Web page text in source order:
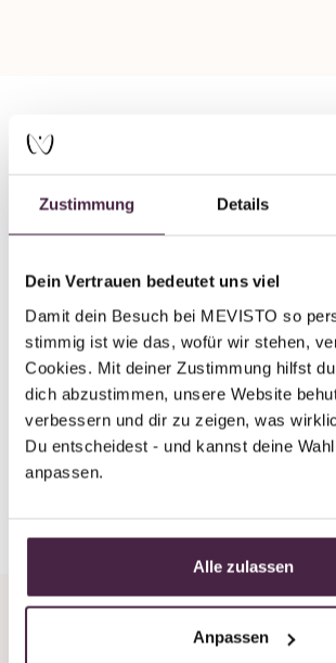
Zustimmung Details
Dein Vertrauen bedeutet uns viel
Damit dein Besuch bei MEVISTO so
stimmig ist wie das, wofür wir stehen,
Cookies. Mit deiner Zustimmung hilfst
dich abzustimmen, unsere Website
verbessern und dir zu zeigen, was
Du entscheidest - und kannst deine
anpassen.
Alle zulassen
Anpassen
Humanbestattung
Bestattungsinstitut Schulze e.K.
Hauptstr. 78
Deutschland